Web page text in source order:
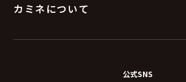
カミネについて
公式SNS